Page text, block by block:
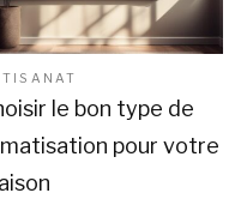
le bon type de
pour votre